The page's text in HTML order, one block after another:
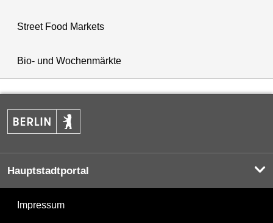
Street Food Markets
Bio- und Wochenmärkte
Hauptstadtportal
Impressum